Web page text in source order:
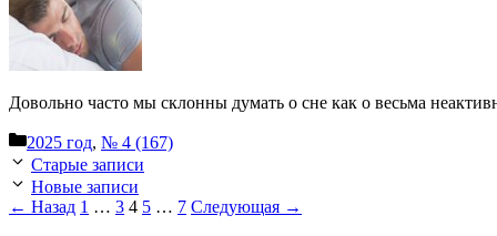
Доволь­но часто мы склон­ны думать о сне как о весь­ма
Рубрики
2025 год, № 4 (167)
Старые записи
Новые записи
← Назад Страница
1 … Страница
3 Страница
4 Страница
5 … Страница
7 Следующая →